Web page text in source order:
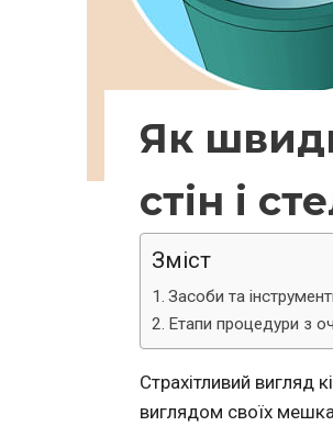
Як
стін і
Зміст
Засоби та
Етапи процедури з
Страхітливий вигляд
виглядом своїх